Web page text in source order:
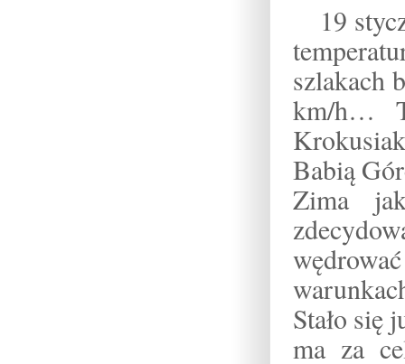
19
szlakach
km/h…
Babią
Zima
Stało się
ma za